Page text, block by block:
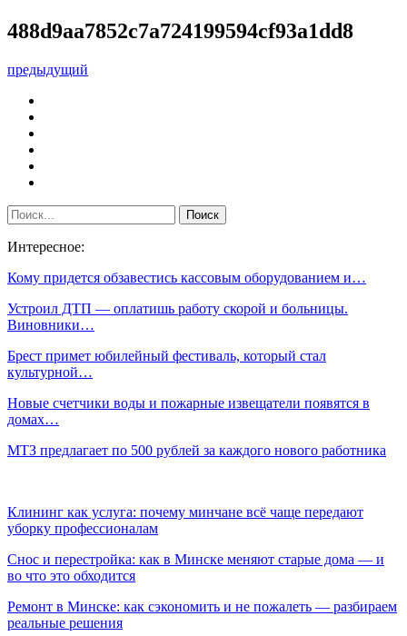
488d9aa7852c7a724199594cf93a1dd8
предыдущий
Интересное:
Кому придется обзавестись кассовым оборудованием и…
Устроил ДТП — оплатишь работу скорой и больницы.
Виновники…
Брест примет юбилейный фестиваль, который стал
культурной…
Новые счетчики воды и пожарные извещатели появятся в
домах…
МТЗ предлагает по 500 рублей за каждого нового работника
Клининг как услуга: почему минчане всё чаще передают
уборку профессионалам
Снос и перестройка: как в Минске меняют старые дома — и
во что это обходится
Ремонт в Минске: как сэкономить и не пожалеть — разбираем
реальные решения